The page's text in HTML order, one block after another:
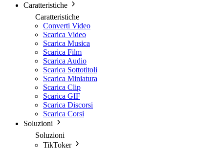
Caratteristiche
Caratteristiche
Converti Video
Scarica Video
Scarica Musica
Scarica Film
Scarica Audio
Scarica Sottotitoli
Scarica Miniatura
Scarica Clip
Scarica GIF
Scarica Discorsi
Scarica Corsi
Soluzioni
Soluzioni
TikToker